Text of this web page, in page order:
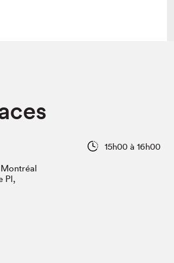
Programmation dans la ville
Vidéos et balados15h00 à 16h00
Pl,